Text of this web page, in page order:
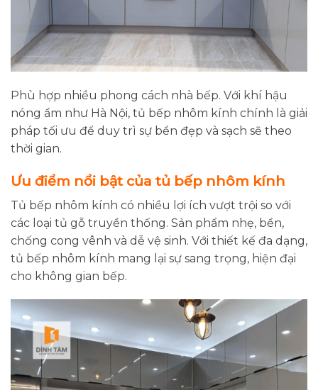
Phù hợp nhiều phong cách nhà bếp. Với khí hậu
nóng ẩm như Hà Nội, tủ bếp nhôm kính chính là giải
pháp tối ưu để duy trì sự bền đẹp và sạch sẽ theo
thời gian.
Ưu điểm nổi bật của tủ bếp nhôm kính
Tủ bếp nhôm kính có nhiều lợi ích vượt trội so với
các loại tủ gỗ truyền thống. Sản phẩm nhẹ, bền,
chống cong vênh và dễ vệ sinh. Với thiết kế đa dạng,
tủ bếp nhôm kính mang lại sự sang trọng, hiện đại
cho không gian bếp.